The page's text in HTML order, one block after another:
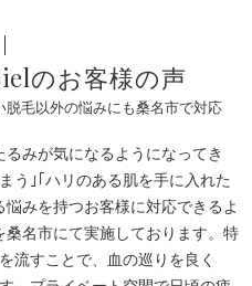
毛以外の悩みにも桑名市で対応
のお客様の声
みが気になるようになってき
う｣｢ハリのある肌を手に入れた
みを持つお客様に対応できるよ
桑名市にて実施しております。特
流すことで、血の巡りを良く